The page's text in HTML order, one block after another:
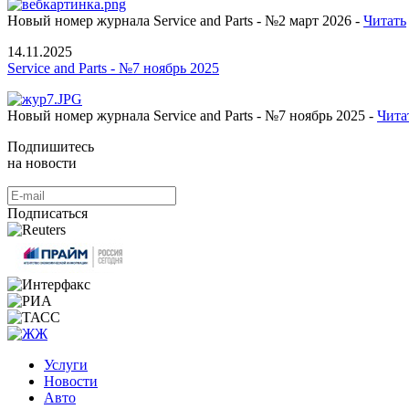
Новый номер журнала Service and Parts - №2 март 2026 - Читать
14.11.2025
Service and Parts - №7 ноябрь 2025
Новый номер журнала Service and Parts - №7 ноябрь 2025 -
Подпишитесь
на новости
Подписаться
Услуги
Новости
Авто